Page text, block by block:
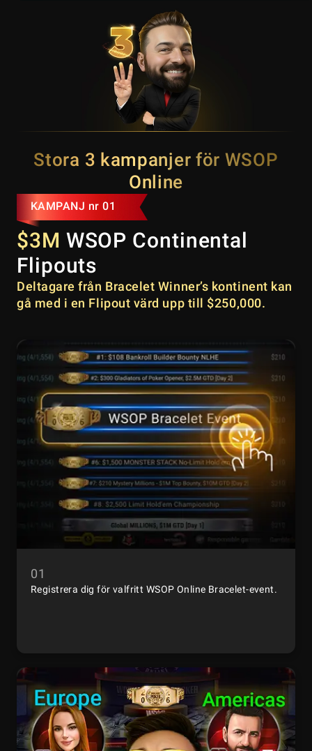
Stora 3 kampanjer för WSOP
Online
KAMPANJ nr 01
$3M WSOP Continental
Flipouts
Deltagare från Bracelet Winner’s kontinent kan
gå med i en Flipout värd upp till $250,000.
01
Registrera dig för valfritt WSOP Online Bracelet-event.